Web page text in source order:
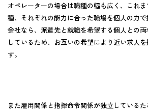
オペレーターの場合は職種の幅も広く、これ
種、それぞれの能力に合った職場を個人の力
会社なら、派遣先と就職を希望する個人との
しているため、お互いの希望により近い求人
す。
また雇用関係と指揮命令関係が独立している